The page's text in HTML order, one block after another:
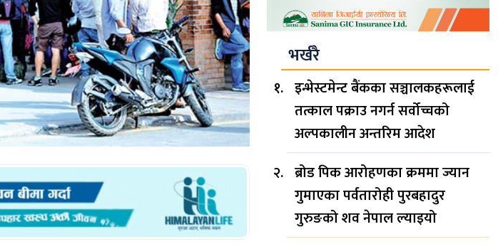
भर्खरै
इन्भेस्टमेन्ट बैंकका सञ्चालकहरूलाई
तत्काल पक्राउ नगर्न सर्वोच्चको
अल्पकालीन अन्तरिम आदेश
ब्रोड पिक आरोहणका क्रममा ज्यान
गुमाएका पर्वतारोही पुरबहादुर
गुरुङको शव नेपाल ल्याइयो